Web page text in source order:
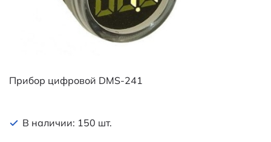
Прибор цифровой DMS-241
В наличии: 150 шт.